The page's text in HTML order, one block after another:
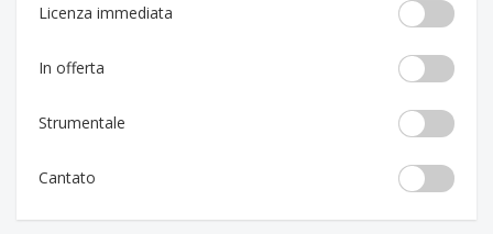
Licenza immediata
In offerta
Strumentale
Cantato